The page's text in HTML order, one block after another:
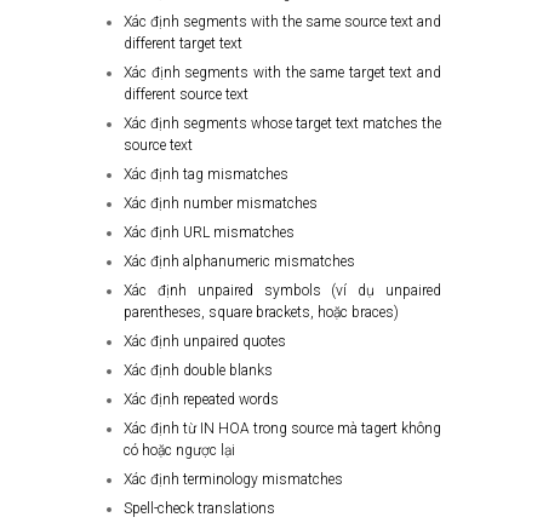
Xác định segments with the same source text and
different target text
Xác định segments with the same target text and
different source text
Xác định segments whose target text matches the
source text
Xác định tag mismatches
Xác định number mismatches
Xác định URL mismatches
Xác định alphanumeric mismatches
Xác định unpaired symbols (ví dụ unpaired
parentheses, square brackets, hoặc braces)
Xác định unpaired quotes
Xác định double blanks
Xác định repeated words
Xác định từ IN HOA trong source mà tagert không
có hoặc ngược lại
Xác định terminology mismatches
Spell-check translations